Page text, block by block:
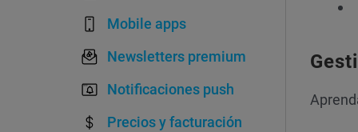
Mobile apps
Newsletters premium
Notificaciones push
Precios y facturación